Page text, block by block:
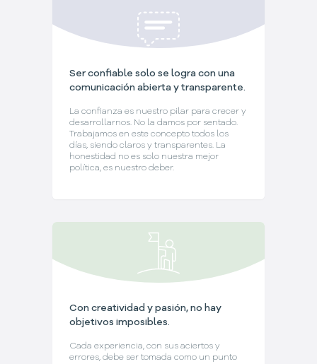
Ser confiable solo se logra con una
comunicación abierta y transparente.
La confianza es nuestro pilar para crecer y
desarrollarnos. No la damos por sentado.
Trabajamos en este concepto todos los
días, siendo claros y transparentes. La
honestidad no es solo nuestra mejor
política, es nuestro deber.
Con creatividad y pasión, no hay
objetivos imposibles.
Cada experiencia, con sus aciertos y
errores, debe ser tomada como un punto